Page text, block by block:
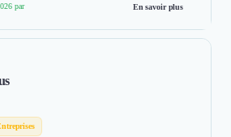
par En savoir plus